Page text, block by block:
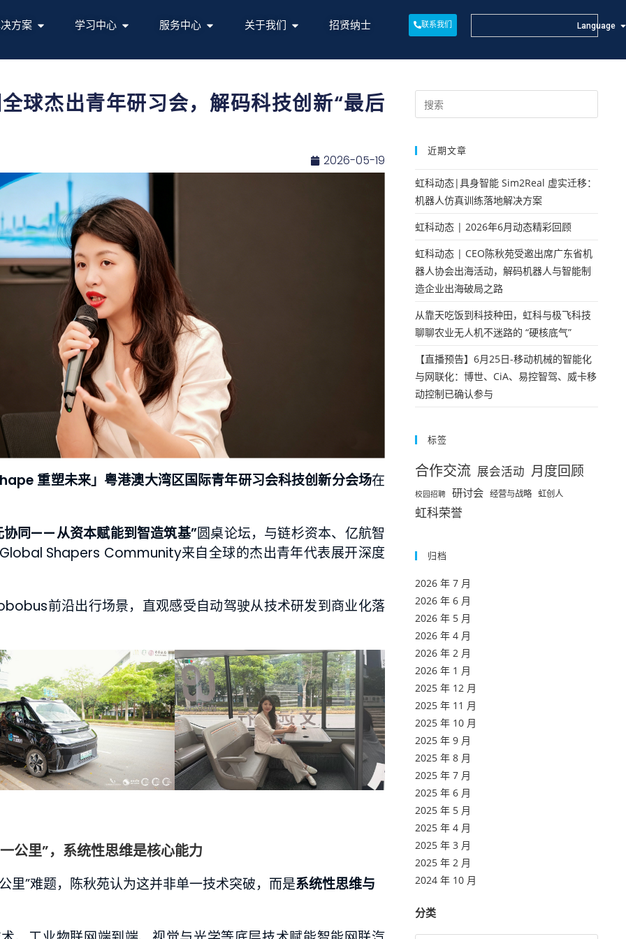
方案 学习中心 服务中心 关于我们 招贤纳士 联系我们 Language
球杰出青年研习会，解码科技创新“最后
2026-05-19
重塑未来」粤港澳大湾区国际青年研习会科技创新分会场在
协同——从资本赋能到智造筑基”圆桌论坛，与链杉资本、亿航智
Shapers Community来自全球的杰出青年代表展开深度
前沿出行场景，直观感受自动驾驶从技术研发到商业化落
公里”， 系统性思维是核心能力
里”难题，陈秋苑认为这并非单一技术突破，而是系统性思维与
近期文章
虹科动态|具身智能 Sim2Real 虚实迁移：
机器人仿真训练落地解决方案
虹科动态 | 2026年6月动态精彩回顾
虹科动态 | CEO陈秋苑受邀出席广东省机
器人协会出海活动，解码机器人与智能制
造企业出海破局之路
从靠天吃饭到科技种田，虹科与极飞科技
聊聊农业无人机不迷路的 “硬核底气”
【直播预告】6月25日-移动机械的智能化
与网联化：博世、CiA、易控智驾、威卡移
动控制已确认参与
标签
合作交流 展会活动 月度回顾
校园招聘 研讨会 经营与战略 虹创人
虹科荣誉
归档
2026 年 7 月
2026 年 6 月
2026 年 5 月
2026 年 4 月
2026 年 2 月
2026 年 1 月
2025 年 12 月
2025 年 11 月
2025 年 10 月
2025 年 9 月
2025 年 8 月
2025 年 7 月
2025 年 6 月
2025 年 5 月
2025 年 4 月
2025 年 3 月
2025 年 2 月
2024 年 10 月
分类